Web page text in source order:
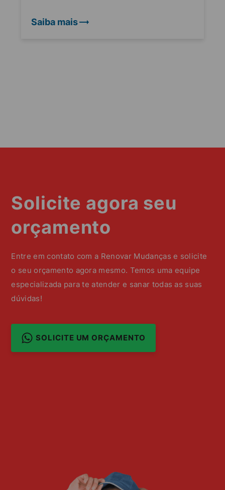
Saiba mais
Solicite agora seu
orçamento
Entre em contato com a Renovar Mudanças e solicite
o seu orçamento agora mesmo. Temos uma equipe
especializada para te atender e sanar todas as suas
dúvidas!
SOLICITE UM ORÇAMENTO